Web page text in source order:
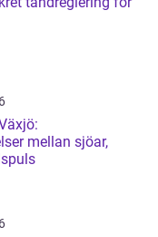
mellan sjöar,